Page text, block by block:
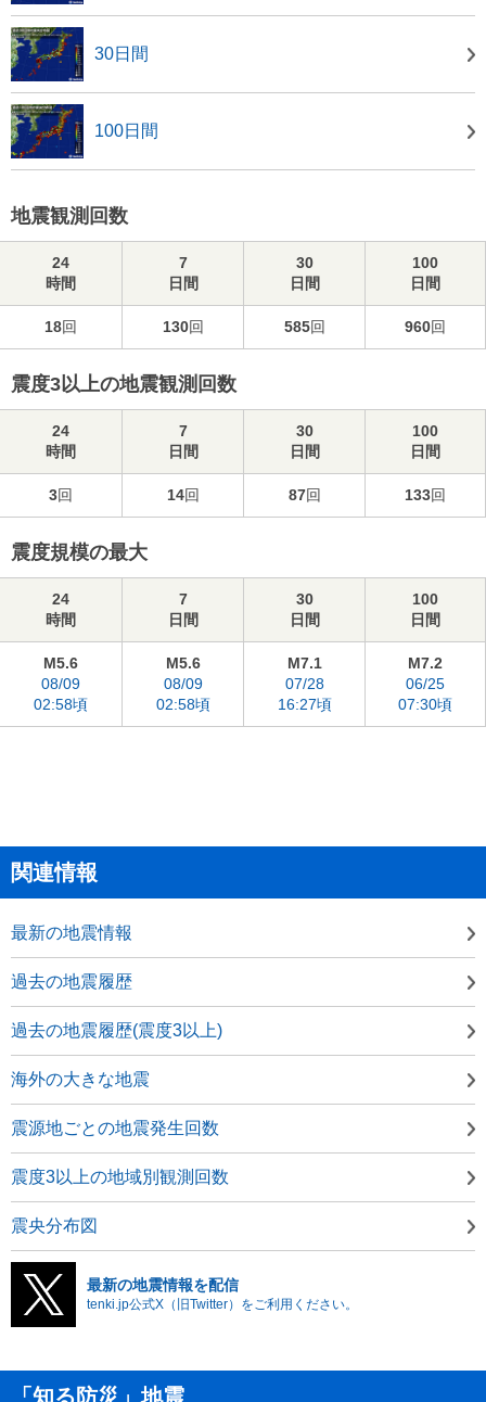
30日間
100日間
地震観測回数
24
時間
7
日間
30
日間
100
日間
18回 130回 585回 960回
震度3以上の地震観測回数
24
時間
7
日間
30
日間
100
日間
3回 14回 87回 133回
震度規模の最大
24
時間
7
日間
30
日間
100
日間
M5.6
08/09
02:58頃
M5.6
08/09
02:58頃
M7.1
07/28
16:27頃
M7.2
06/25
07:30頃
関連情報
最新の地震情報
過去の地震履歴
過去の地震履歴(震度3以上)
海外の大きな地震
震源地ごとの地震発生回数
震度3以上の地域別観測回数
震央分布図
最新の地震情報を配信
tenki.jp公式X（旧Twitter）をご利用ください。
「知る防災」地震